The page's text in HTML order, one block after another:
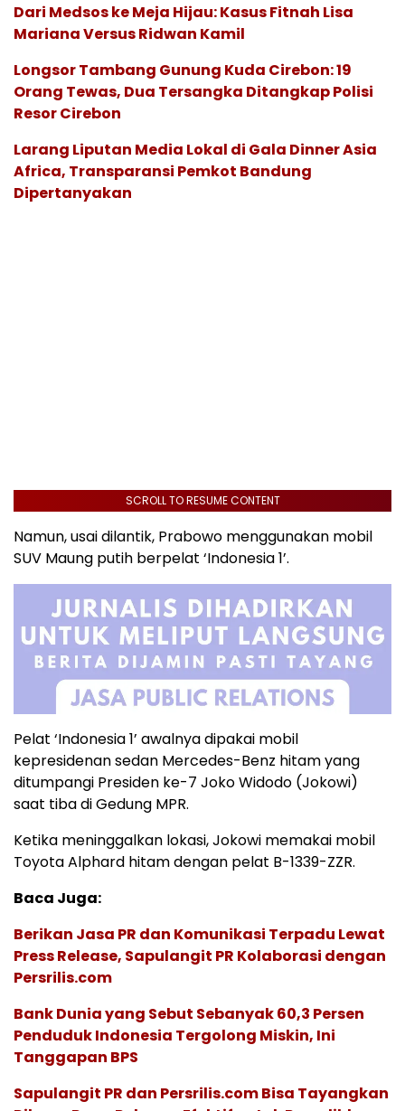
Dari Medsos ke Meja Hijau: Kasus Fitnah Lisa
Mariana Versus Ridwan Kamil
Longsor Tambang Gunung Kuda Cirebon: 19
Orang Tewas, Dua Tersangka Ditangkap Polisi
Resor Cirebon
Larang Liputan Media Lokal di Gala Dinner Asia
Africa, Transparansi Pemkot Bandung
Dipertanyakan
SCROLL TO RESUME CONTENT
Namun, usai dilantik, Prabowo menggunakan mobil
SUV Maung putih berpelat ‘Indonesia 1’.
Pelat ‘Indonesia 1’ awalnya dipakai mobil
kepresidenan sedan Mercedes-Benz hitam yang
ditumpangi Presiden ke-7 Joko Widodo (Jokowi)
saat tiba di Gedung MPR.
Ketika meninggalkan lokasi, Jokowi memakai mobil
Toyota Alphard hitam dengan pelat B-1339-ZZR.
Baca Juga:
Berikan Jasa PR dan Komunikasi Terpadu Lewat
Press Release, Sapulangit PR Kolaborasi dengan
Persrilis.com
Bank Dunia yang Sebut Sebanyak 60,3 Persen
Penduduk Indonesia Tergolong Miskin, Ini
Tanggapan BPS
Sapulangit PR dan Persrilis.com Bisa Tayangkan